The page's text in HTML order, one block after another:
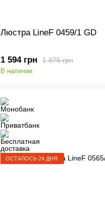
Люстра LineF 0459/1 GD
1 875 грн
1 594 грн
В наличии
ОСТАЛОСЬ 24 ДНЯ